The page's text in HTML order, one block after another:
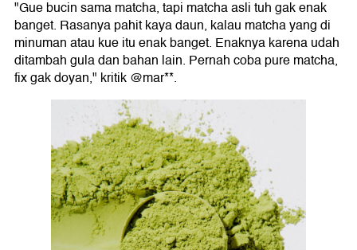
"Gue bucin sama matcha, tapi matcha asli tuh gak enak
banget. Rasanya pahit kaya daun, kalau matcha yang di
minuman atau kue itu enak banget. Enaknya karena udah
ditambah gula dan bahan lain. Pernah coba pure matcha,
fix gak doyan," kritik @mar**.